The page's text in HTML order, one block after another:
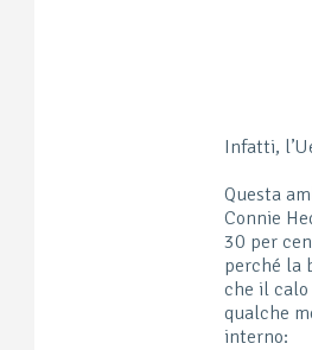
Infatti,
Questa
Connie
30 per
perché la
che il calo
qualche
interno: